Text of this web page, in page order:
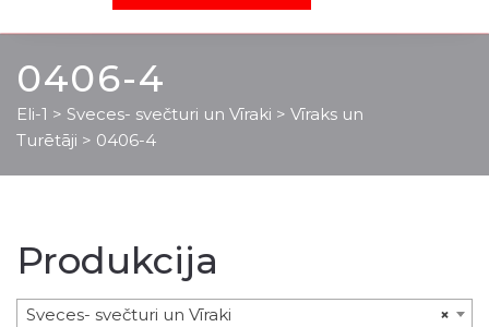
0406-4
Eli-1 > Sveces- svečturi un Vīraki > Vīraks un
Turētāji > 0406-4
Produkcija
×
Sveces- svečturi un Vīraki